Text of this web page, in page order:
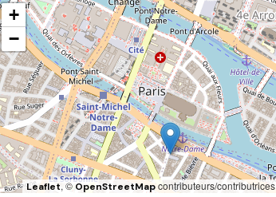
+
−
Leaflet, ©OpenStreetMapcontributeurs/contributrices